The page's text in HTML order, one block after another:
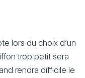
lors du choix d’un
trop petit sera
rendra difficile le